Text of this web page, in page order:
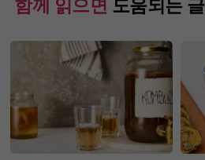
함께 읽으면 도움되는 글